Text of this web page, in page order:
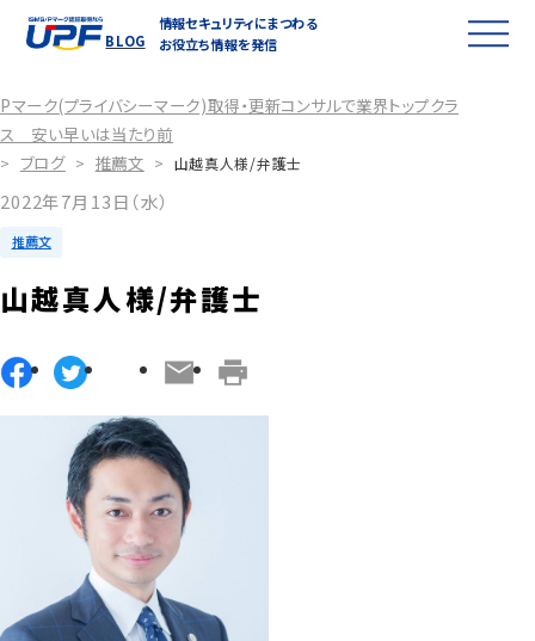
BLOG
情報セキュリティにまつわる
お役立ち情報を発信
Pマーク(プライバシーマーク)取得・更新コンサルで業界トップクラ
ス 安い早いは当たり前
> ブログ > 推薦文 > 山越真人様/弁護士
推薦文
2022年7月13日（水）
山越真人様/弁護士